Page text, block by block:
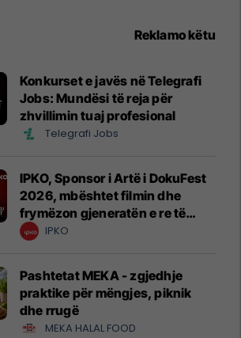
Reklamo këtu
Konkurset e javës në Telegrafi
Jobs: Mundësi të reja për
zhvillimin tuaj profesional
Telegrafi Jobs
IPKO, Sponsor i Artë i DokuFest
2026, mbështet filmin dhe
frymëzon gjeneratën e re të
krijuesve
IPKO
Pashtetat MEKA - zgjedhje
praktike për mëngjes, piknik
dhe rrugë
MEKA HALAL FOOD